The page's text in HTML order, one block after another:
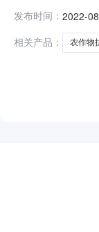
目审查
名
发布时间： 2022-
相关产品：
农作物